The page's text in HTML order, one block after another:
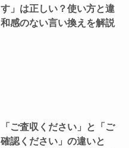
す」は正しい？使い方と違
和感のない言い換えを解説
「ご査収ください」と「ご
確認ください」の違いと